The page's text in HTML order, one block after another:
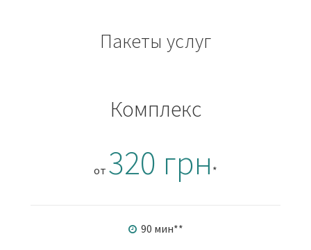
Пакеты услуг
Комплекс
от 320 грн *
90 мин**